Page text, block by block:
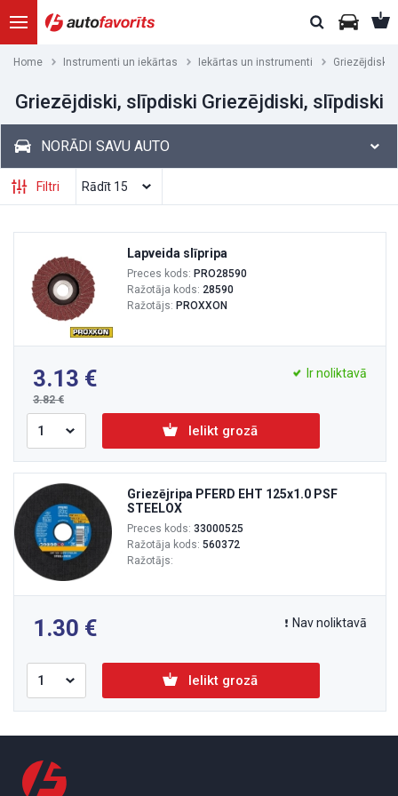
Home Instrumenti un iekārtas Iekārtas un instrumenti Griezējdiski,
Griezējdiski, slīpdiski Griezējdiski, slīpdiski
NORĀDI SAVU AUTO
Filtri
Lapveida slīpripa
Preces kods: PRO28590
Ražotāja kods: 28590
Ražotājs: PROXXON
3.13
3.82
Ir noliktavā
Ielikt grozā
Griezējripa PFERD EHT 125x1.0 PSF
STEELOX
Preces kods: 33000525
Ražotāja kods: 560372
Ražotājs:
1.30 Nav noliktavā
Ielikt grozā